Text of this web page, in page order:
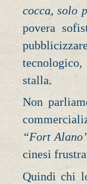
cocca, solo
povera
stalla.
Non
“Fort
cinesi
Quindi chi